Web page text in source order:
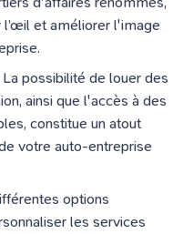
et améliorer l'image
La possibilité de louer des
ainsi que l'accès à des
constitue un atout
votre auto-entreprise
options
les services